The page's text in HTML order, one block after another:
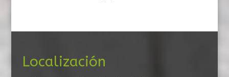
Localización